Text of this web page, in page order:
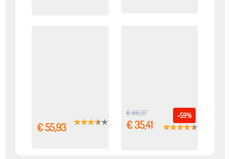
€ 55,93
-59%
€ 86,37
€ 35,41